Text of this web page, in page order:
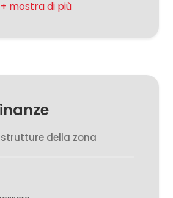
Ottimo
Autonomo
della zona